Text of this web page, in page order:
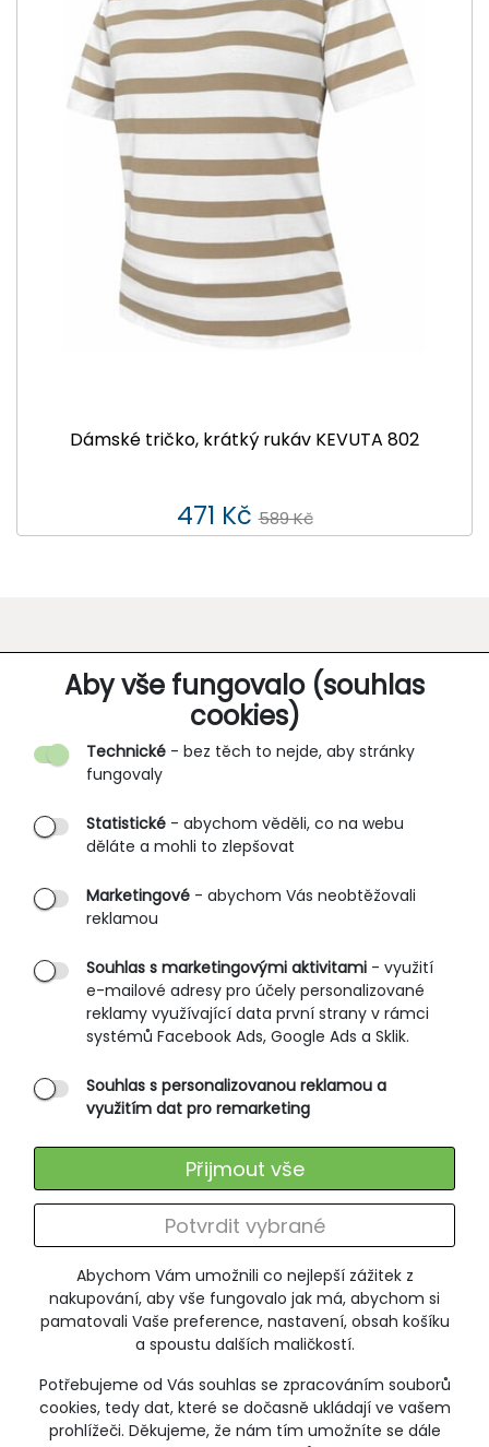
Aby vše fungovalo (souhlas
cookies)
Abychom Vám umožnili co nejlepší zážitek z
nakupování, aby vše fungovalo jak má, abychom si
pamatovali Vaše preference, nastavení, obsah košíku
a spoustu dalších maličkostí.
Potřebujeme od Vás souhlas se zpracováním souborů
cookies, tedy dat, které se dočasně ukládají ve vašem
prohlížeči. Děkujeme, že nám tím umožníte se dále
Technické - bez těch to nejde, aby stránky
fungovaly
Statistické - abychom věděli, co na webu
děláte a mohli to zlepšovat
Marketingové - abychom Vás neobtěžovali
reklamou
Souhlas s marketingovými aktivitami - využití
e-mailové adresy pro účely personalizované
reklamy využívající data první strany v rámci
systémů Facebook Ads, Google Ads a Sklik.
Souhlas s personalizovanou reklamou a
využitím dat pro remarketing
Potvrdit vybrané
Přijmout vše
Dámské tričko, krátký rukáv KEVUTA 802
471 Kč 589 Kč
O SPOLEČNOSTI
O nás
Partnerské prodejny
B2B vstup
PRŮVODCE NAKUPOVÁNÍM
Obchodní podmínky
Rozměrové tabulky
Způsoby doručení
Ochrana osobních údajů
SLUŽBY ZÁKAZNÍKŮM
Výměna zboží
ODEBÍRÁNÍ NEWSLETTERU
+420 606 673 095
poradna@jitex-comfort.cz